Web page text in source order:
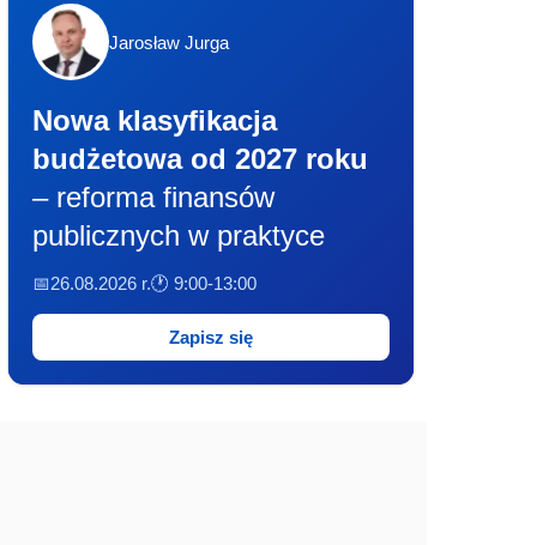
Jarosław Jurga
Nowa klasyfikacja
budżetowa od 2027 roku
– reforma finansów
publicznych w praktyce
📅26.08.2026 r.🕐 9:00-13:00
Zapisz się